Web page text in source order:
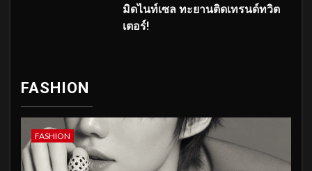
มิดไนท์เซล ทะยานติดเทรนด์ทวิต
เตอร์!
FASHION
FASHION